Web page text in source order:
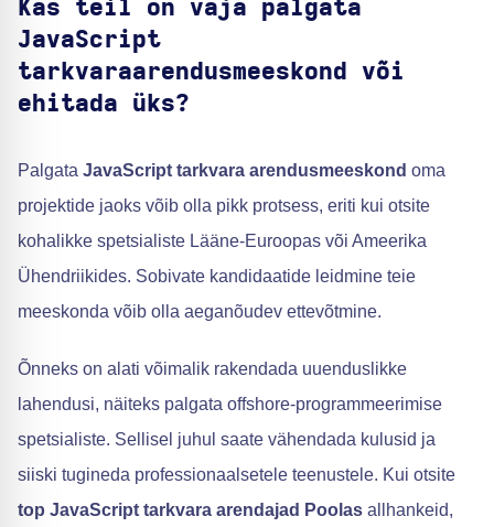
Kas teil on vaja palgata
JavaScript
tarkvaraarendusmeeskond või
ehitada üks?
Palgata JavaScript tarkvara arendusmeeskond oma
projektide jaoks võib olla pikk protsess, eriti kui otsite
kohalikke spetsialiste Lääne-Euroopas või Ameerika
Ühendriikides. Sobivate kandidaatide leidmine teie
meeskonda võib olla aeganõudev ettevõtmine.
Õnneks on alati võimalik rakendada uuenduslikke
lahendusi, näiteks palgata offshore-programmeerimise
spetsialiste. Sellisel juhul saate vähendada kulusid ja
siiski tugineda professionaalsetele teenustele. Kui otsite
top JavaScript tarkvara arendajad Poolas allhankeid,